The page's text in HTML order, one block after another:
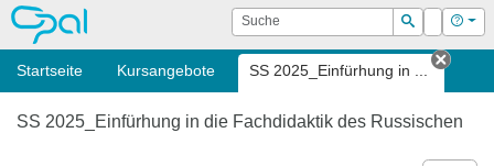
OPAL Suche
Suchen
Login Hilfe
Startseite Kursangebote SS 2025_Einfürhung in ...
Tab
SS 2025_Einfürhung in die Fachdidaktik des Russischen